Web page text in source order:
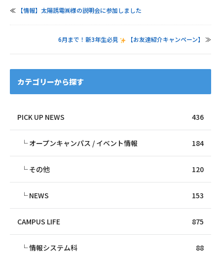
≪ 【情報】太陽誘電㈱様の説明会に参加しました
6月まで！新3年生必見 【お友達紹介キャンペーン】 ≫
カテゴリーから探す
PICK UP NEWS 436
オープンキャンパス / イベント情報 184
その他 120
NEWS 153
CAMPUS LIFE 875
情報システム科 88